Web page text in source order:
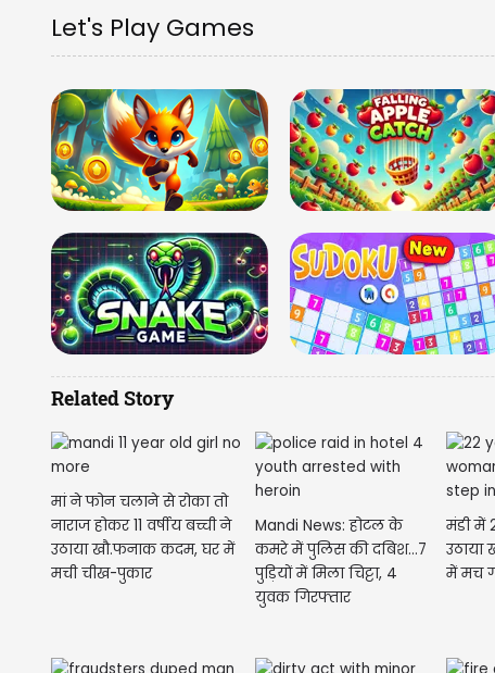
Let's Play Games
Related Story
मां ने फोन चलाने से रोका तो
नाराज होकर 11 वर्षीय बच्ची ने
उठाया खौ.फनाक कदम, घर में
मची चीख-पुकार
Mandi News: होटल के
कमरे में पुलिस की दबिश...7
पुड़ियाें में मिला चिट्टा, 4
युवक गिरफ्तार
मंडी में
में मच